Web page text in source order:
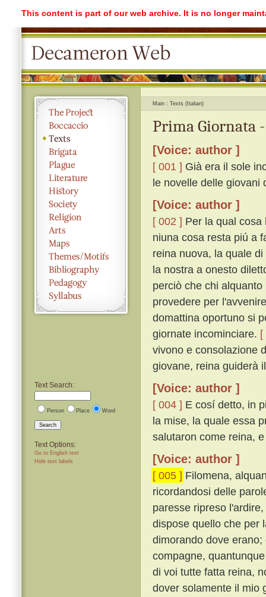
This content is part of our web archive. It is no longer
Text Search:
Person Place Word
Search
Text Options:
Go to English text
Hide text labels
Main Texts (Italian)
Prima Giornata
[Voice: author ]
[ 001 ] Già era il sole
le novelle delle giovani
[Voice: author ]
[ 002 ] Per la qual cosa
niuna cosa resta piú a
reina nuova, la quale
la nostra a onesto
perciò che chi
provedere per
domattina oportuno si
giornate incominciare. [
vivono e consolazione
giovane, reina guiderà
[Voice: author ]
[ 004 ] E cosí detto, in
la mise, la quale essa
salutaron come reina,
[Voice: author ]
[ 005 ] Filomena,
ricordandosi delle
paresse ripreso
dispose quello che per
dimorando dove
compagne,
di voi tutte fatta reina,
dover solamente il mio